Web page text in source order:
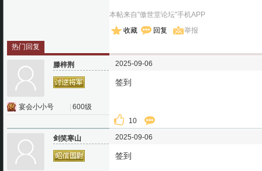
本帖来自"傲世堂论坛"手机APP
收藏
回复
举报
热门回复
滕梓荆
宴会小小号 600级
2025-09-06
签到
10
剑笑寒山 2025-09-06
签到